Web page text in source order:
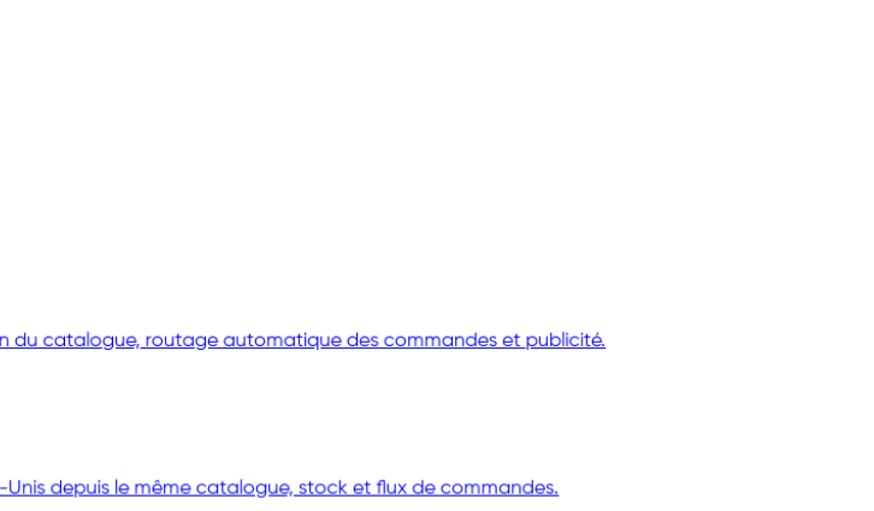
du catalogue, routage automatique des commandes et publicité.